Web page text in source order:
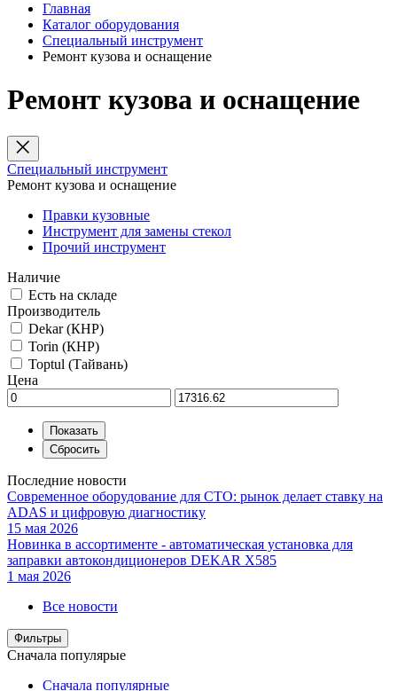
Главная
Каталог оборудования
Специальный инструмент
Ремонт кузова и оснащение
Ремонт кузова и оснащение
Специальный инструмент
Ремонт кузова и оснащение
Правки кузовные
Инструмент для замены стекол
Прочий инструмент
Наличие
Есть на складе
Производитель
Dekar (КНР)
Torin (КНР)
Toptul (Тайвань)
Цена
Последние новости
Современное оборудование для СТО: рынок делает ставку на
ADAS и цифровую диагностику
15 мая 2026
Новинка в ассортименте - автоматическая установка для
заправки автокондиционеров DEKAR X585
1 мая 2026
Все новости
Фильтры
Сначала популярые
Сначала популярные